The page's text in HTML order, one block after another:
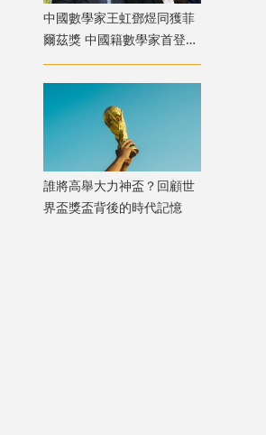
中國數學家王虹鄧煜同獲菲
爾茲獎 中國籍數學家首登數
學榮耀之巔
誰將高舉大力神盃？回顧世
界盃獎盃背後的時代記憶